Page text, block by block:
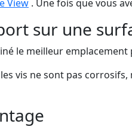
View . Une fois que vous
sur une
le meilleur
vis ne sont pas